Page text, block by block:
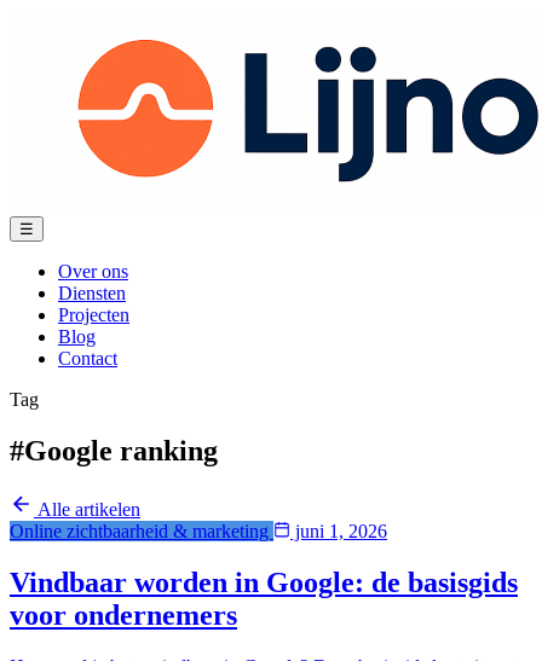
Menu
☰
Over ons
Diensten
Projecten
Blog
Contact
Tag
#Google ranking
Alle artikelen
Online zichtbaarheid & marketing
juni 1, 2026
Vindbaar worden in Google: de basisgids
voor ondernemers